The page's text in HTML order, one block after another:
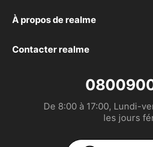
realme 16 Pro+ 5G
realme 16 Pro 5G
realme P3 Lite
realme Note 70T
FAQ
Déclaration de conformité
MANUEL DE L’UTILISATEUR
Politique de garantie realme
À propos de realme
Marque
Contacter realme
De 8:00 à 17:00, Lundi-
les jours